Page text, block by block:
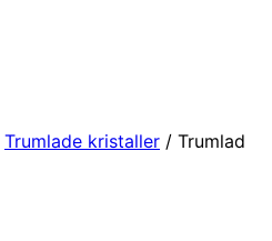
Trumlade kristaller / Trumlad